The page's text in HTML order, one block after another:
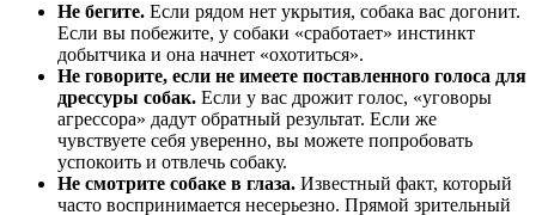
Не бегите. Если рядом нет укрытия, собака вас догонит.
Если вы побежите, у собаки «сработает» инстинкт
добытчика и она начнет «охотиться».
Не говорите, если не имеете поставленного голоса для
дрессуры собак. Если у вас дрожит голос, «уговоры
агрессора» дадут обратный результат. Если же
чувствуете себя уверенно, вы можете попробовать
успокоить и отвлечь собаку.
Не смотрите собаке в глаза. Известный факт, который
часто воспринимается несерьезно. Прямой зрительный